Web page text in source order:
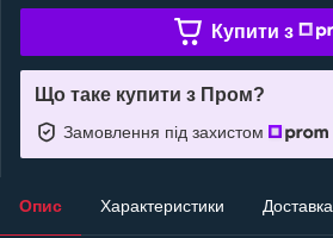
Купити з
Що таке купити з Пром?
Замовлення під захистом
Опис Характеристики Доставка